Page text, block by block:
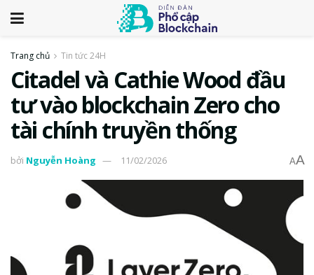
Trang chủ Tin tức 24H
Citadel và Cathie Wood đầu
tư vào blockchain Zero cho
tài chính truyền thống
bởi Nguyễn Hoàng 11/02/2026 AA